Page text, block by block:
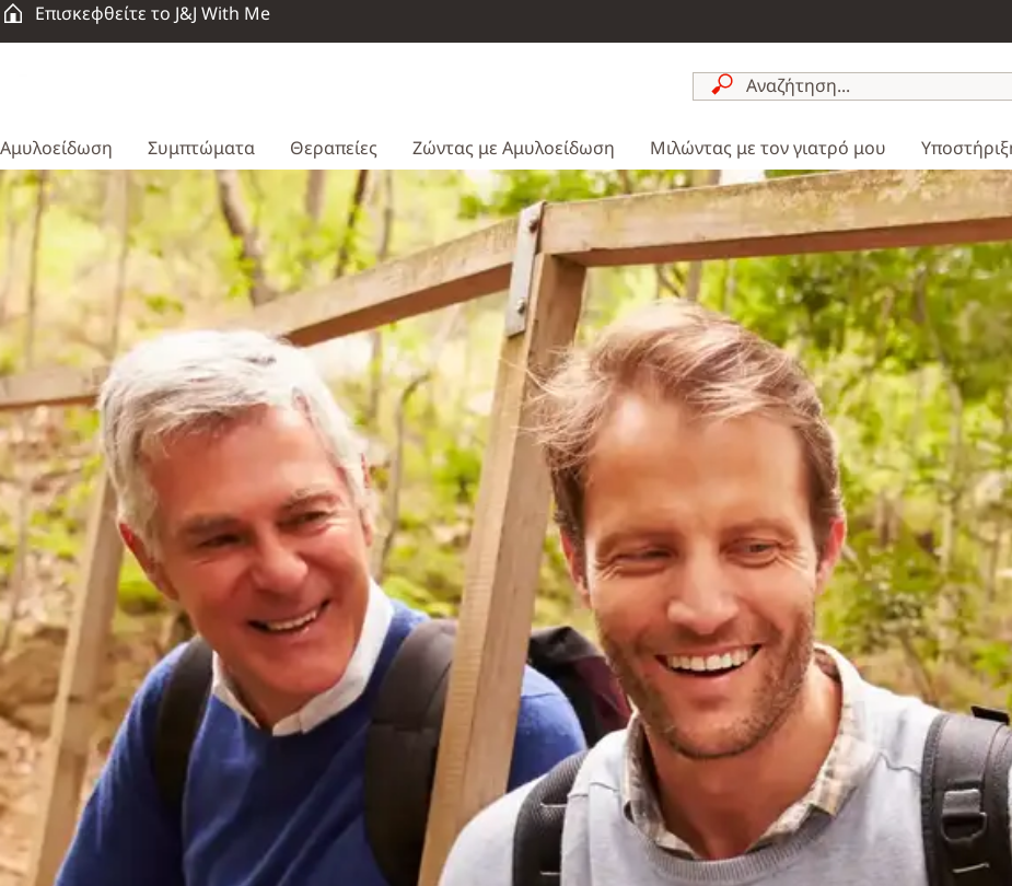
Επισκεφθείτε το J&J With Me
Αμυλοείδωση Συμπτώματα Θεραπείες Ζώντας με Αμυλοείδωση Μιλώντας με τον γιατρό μου